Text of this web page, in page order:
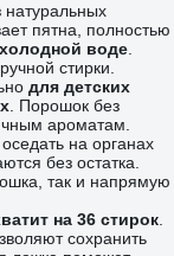
пятна, полностью
воде
стирки.
для детских
. Порошок без
ароматам.
на органах
без остатка.
так и напрямую
на 36 стирок
сохранить